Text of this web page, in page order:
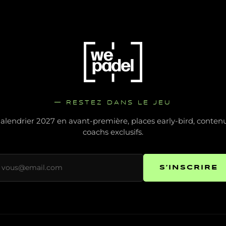
— RESTEZ DANS LE JEU
2027 en avant-première, places early-bird,
coachs exclusifs.
S’INSCRIRE